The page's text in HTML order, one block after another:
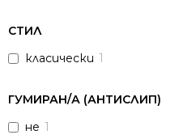
СТИЛ
класически 1
ГУМИРАН/А (АНТИСЛИП)
не 1